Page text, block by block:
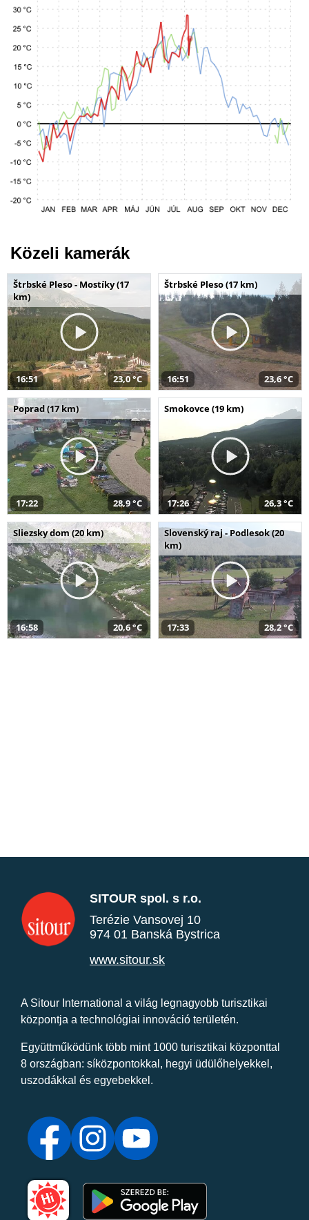
Közeli kamerák
Štrbské Pleso - Mostíky (17
km)
16:51 23,0 °C
Štrbské Pleso (17 km)
16:51 23,6 °C
Poprad (17 km)
17:22 28,9 °C
Smokovce (19 km)
17:26 26,3 °C
Sliezsky dom (20 km)
16:58 20,6 °C
Slovenský raj - Podlesok (20
km)
17:33 28,2 °C
SITOUR spol. s r.o.
Terézie Vansovej 10
974 01 Banská Bystrica
www.sitour.sk
A Sitour International a világ legnagyobb turisztikai
központja a technológiai innováció területén.
Együttműködünk több mint 1000 turisztikai központtal
8 országban: síközpontokkal, hegyi üdülőhelyekkel,
uszodákkal és egyebekkel.